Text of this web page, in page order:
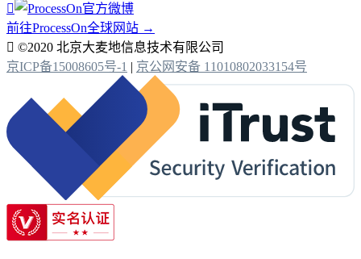

前往ProcessOn全球网站 →
 ©2020 北京大麦地信息技术有限公司
京ICP备15008605号-1 | 京公网安备 11010802033154号